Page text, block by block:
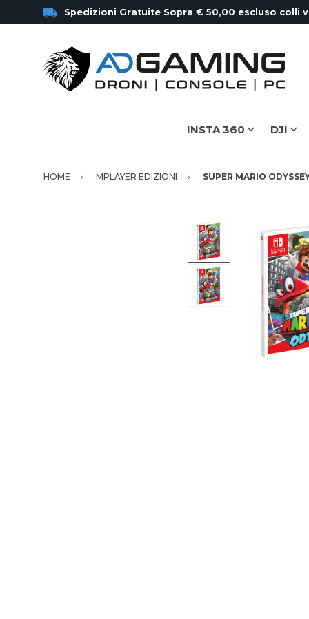
Spedizioni Gratuite Sopra € 50,00 escluso colli
INSTA 360 DJI
HOME MPLAYER EDIZIONI SUPER MARIO